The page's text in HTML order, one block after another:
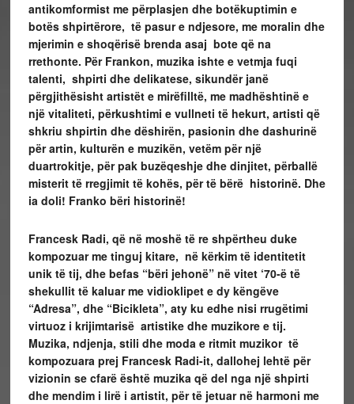
antikomformist me përplasjen dhe botëkuptimin e
botës shpirtërore, të pasur e ndjesore, me moralin dhe
mjerimin e shoqërisë brenda asaj bote që na
rrethonte. Për Frankon, muzika ishte e vetmja fuqi
talenti, shpirti dhe delikatese, sikundër janë
përgjithësisht artistët e mirëfilltë, me madhështinë e
një vitaliteti, përkushtimi e vullneti të hekurt, artisti që
shkriu shpirtin dhe dëshirën, pasionin dhe dashurinë
për artin, kulturën e muzikën, vetëm për një
duartrokitje, për pak buzëqeshje dhe dinjitet, përballë
misterit të rregjimit të kohës, për të bërë historinë. Dhe
ia doli! Franko bëri historinë!
Francesk Radi, që në moshë të re shpërtheu duke
kompozuar me tinguj kitare, në kërkim të identitetit
unik të tij, dhe befas “bëri jehonë” në vitet ‘70-ë të
shekullit të kaluar me vidioklipet e dy këngëve
“Adresa”, dhe “Bicikleta”, aty ku edhe nisi rrugëtimi
virtuoz i krijimtarisë artistike dhe muzikore e tij.
Muzika, ndjenja, stili dhe moda e ritmit muzikor të
kompozuara prej Francesk Radi-it, dallohej lehtë për
vizionin se cfarë është muzika që del nga një shpirti
dhe mendim i lirë i artistit, për të jetuar në harmoni me